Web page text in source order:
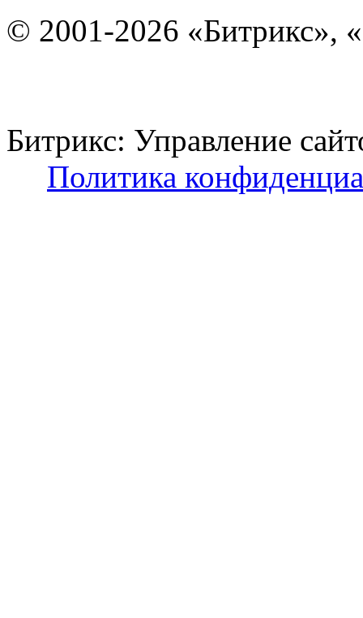
© 2001-2026 «Битрикс»,
Битрикс: Управление
Политика